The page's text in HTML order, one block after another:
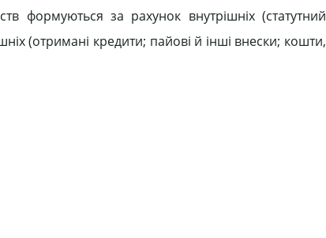
формуються за рахунок внутрішніх (статутний
(отримані кредити; пайові й інші внески; кошти,